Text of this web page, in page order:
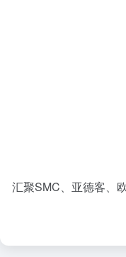
汇聚SMC、亚德客、